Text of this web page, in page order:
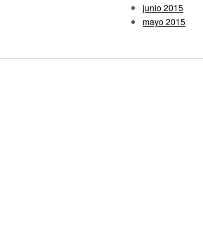
junio 2015
mayo 2015